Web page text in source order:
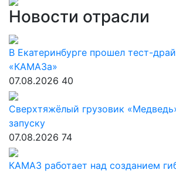
Новости отрасли
В Екатеринбурге прошел тест-
«КАМАЗа»
07.08.2026 40
Сверхтяжёлый грузовик
запуску
07.08.2026 74
КАМАЗ работает над созданием